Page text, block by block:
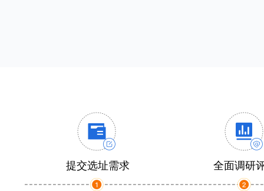
提交选址需求 全面调研